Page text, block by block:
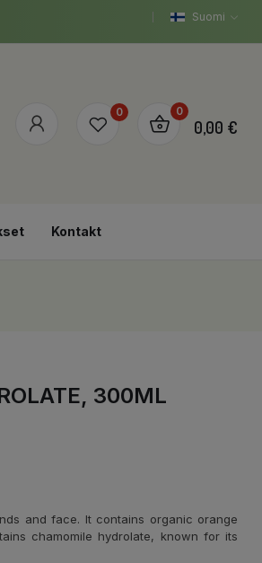
Suomi
0 0
0,00 €
Kontakt
300ML
and face. lt contains organic orange
chamomile hydrolate, known for its